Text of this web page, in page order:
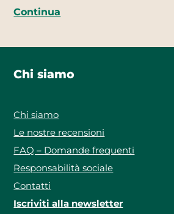
Continua
Chi siamo
Chi siamo
Le nostre recensioni
FAQ – Domande frequenti
Responsabilità sociale
Contatti
Iscriviti alla newsletter